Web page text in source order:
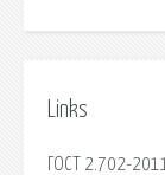
Links
ГОСТ 2.702-